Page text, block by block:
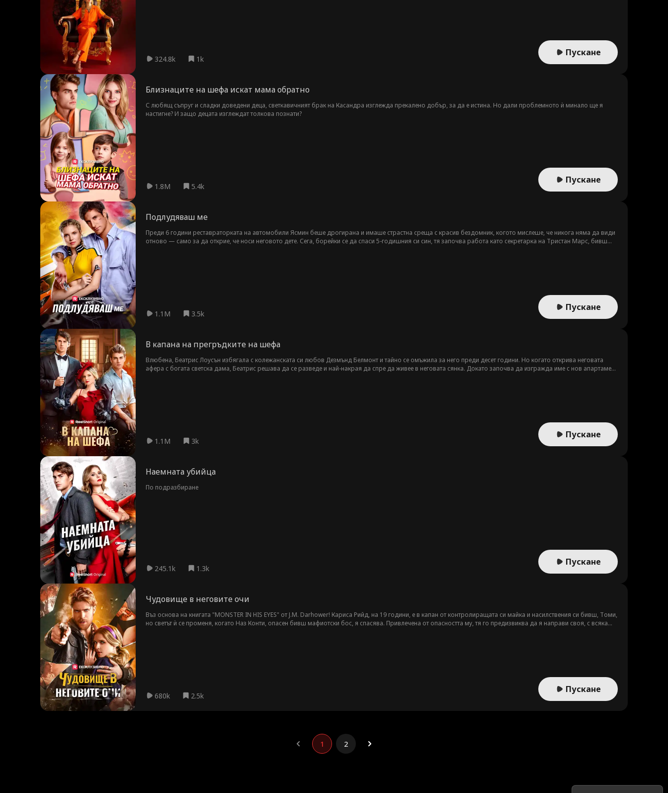
324.8k 1k
Пускане
Близнаците на шефа искат мама обратно
С любящ съпруг и сладки доведени деца, светкавичният брак на Касандра изглежда прекалено добър, за да е истина. Но дали проблемното ѝ минало ще я
настигне? И защо децата изглеждат толкова познати?
1.8M 5.4k
Пускане
Подлудяваш ме
Преди 6 години реставраторката на автомобили Ясмин беше дрогирана и имаше страстна среща с красив бездомник, когото мислеше, че никога няма да види
отново — само за да открие, че носи неговото дете. Сега, борейки се да спаси 5-годишния си син, тя започва работа като секретарка на Тристан Марс, бивш
1.1M 3.5k
Пускане
В капана на прегръдките на шефа
Влюбена, Беатрис Лоусън избягала с колежанската си любов Дезмънд Белмонт и тайно се омъжила за него преди десет години. Но когато открива неговата
афера с богата светска дама, Беатрис решава да се разведе и най-накрая да спре да живее в неговата сянка. Докато започва да изгражда име с нов апартамент
1.1M 3k
Пускане
Наемната убийца
По подразбиране
245.1k 1.3k
Пускане
Чудовище в неговите очи
Въз основа на книгата "MONSTER IN HIS EYES" от J.M. Darhower! Кариса Рийд, на 19 години, е в капан от контролиращата си майка и насилствения си бивш, Томи,
но светът ѝ се променя, когато Наз Конти, опасен бивш мафиотски бос, я спасява. Привлечена от опасността му, тя го предизвиква да я направи своя, с всяка
680k 2.5k
Пускане
1 2